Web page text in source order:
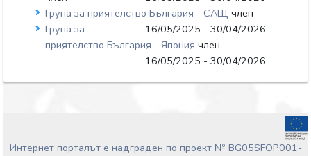
Група за приятелство България - САЩчлен
16/05/2025 - 30/04/2026
Група за
приятелство България - Япониячлен
16/05/2025 - 30/04/2026
Интернет порталът е надграден по проект № BG05SFOP001-